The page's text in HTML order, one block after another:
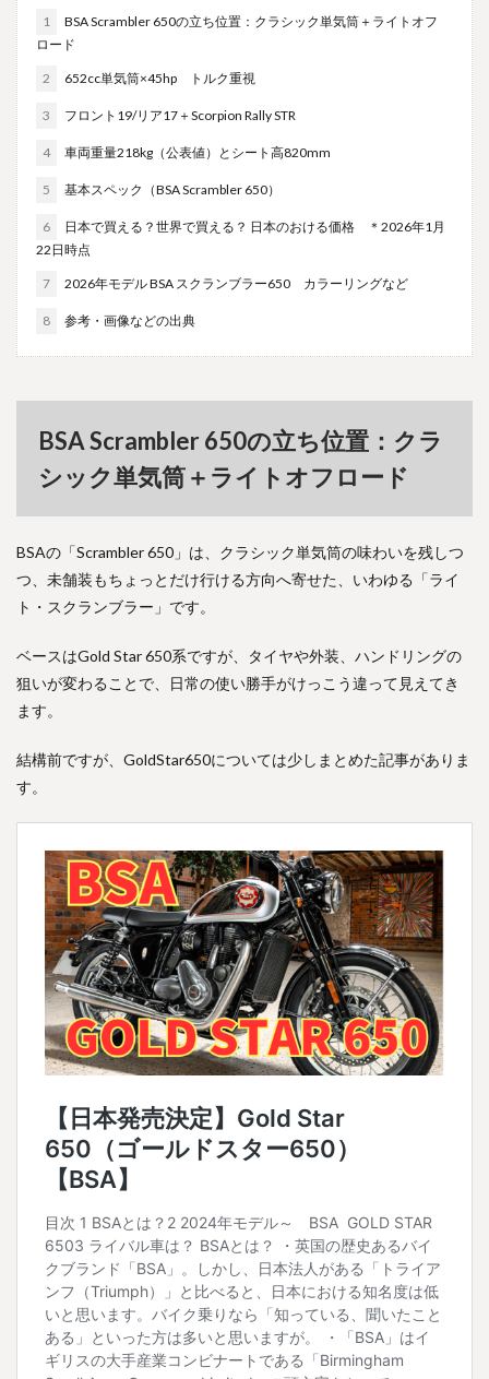
1
BSA Scrambler 650の立ち位置：クラシック単気筒＋ライトオフ
ロード
2 652cc単気筒×45hp トルク重視
3 フロント19/リア17＋Scorpion Rally STR
4 車両重量218kg（公表値）とシート高820mm
5 基本スペック（BSA Scrambler 650）
6
日本で買える？世界で買える？ 日本のおける価格 ＊2026年1月
22日時点
7 2026年モデル BSA スクランブラー650 カラーリングなど
8 参考・画像などの出典
BSA Scrambler 650の立ち位置：クラ
シック単気筒＋ライトオフロード
BSAの「Scrambler 650」は、クラシック単気筒の味わいを残しつ
つ、未舗装もちょっとだけ行ける方向へ寄せた、いわゆる「ライ
ト・スクランブラー」です。
ベースはGold Star 650系ですが、タイヤや外装、ハンドリングの
狙いが変わることで、日常の使い勝手がけっこう違って見えてき
ます。
結構前ですが、GoldStar650については少しまとめた記事がありま
す。